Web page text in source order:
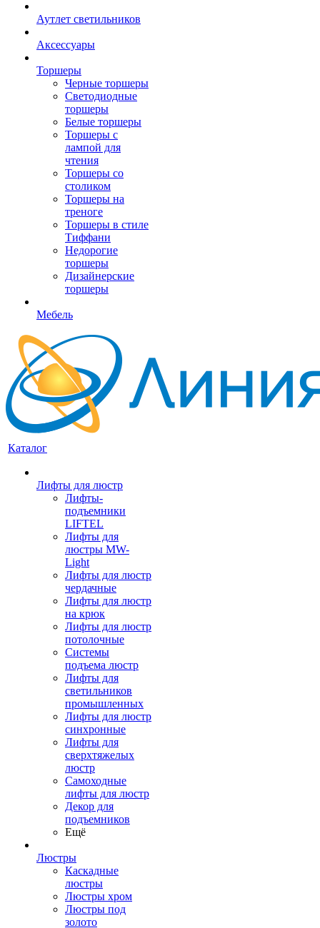
Аутлет светильников
Аксессуары
Торшеры
Черные торшеры
Светодиодные
торшеры
Белые торшеры
Торшеры с
лампой для
чтения
Торшеры со
столиком
Торшеры на
треноге
Торшеры в стиле
Тиффани
Недорогие
торшеры
Дизайнерские
торшеры
Мебель
Каталог
Лифты для люстр
Лифты-
подъемники
LIFTEL
Лифты для
люстры MW-
Light
Лифты для люстр
чердачные
Лифты для люстр
на крюк
Лифты для люстр
потолочные
Системы
подъема люстр
Лифты для
светильников
промышленных
Лифты для люстр
синхронные
Лифты для
сверхтяжелых
люстр
Самоходные
лифты для люстр
Декор для
подъемников
Ещё
Люстры
Каскадные
люстры
Люстры хром
Люстры под
золото